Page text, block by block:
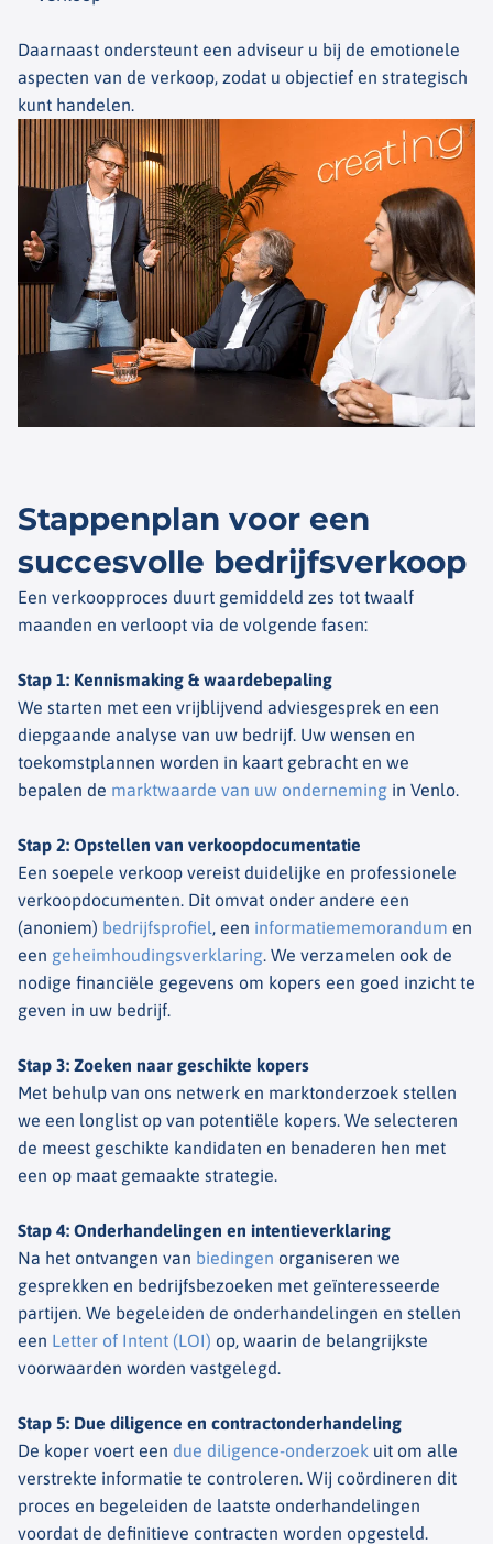
Daarnaast ondersteunt een adviseur u bij de emotionele
aspecten van de verkoop, zodat u objectief en strategisch
kunt handelen.
Stappenplan voor een
succesvolle bedrijfsverkoop
Een verkoopproces duurt gemiddeld zes tot twaalf
maanden en verloopt via de volgende fasen:
Stap 1: Kennismaking & waardebepaling
We starten met een vrijblijvend adviesgesprek en een
diepgaande analyse van uw bedrijf. Uw wensen en
toekomstplannen worden in kaart gebracht en we
bepalen de marktwaarde van uw onderneming in Venlo.
Stap 2: Opstellen van verkoopdocumentatie
Een soepele verkoop vereist duidelijke en professionele
verkoopdocumenten. Dit omvat onder andere een
(anoniem) bedrijfsprofiel, een informatiememorandum en
een geheimhoudingsverklaring. We verzamelen ook de
nodige financiële gegevens om kopers een goed inzicht te
geven in uw bedrijf.
Stap 3: Zoeken naar geschikte kopers
Met behulp van ons netwerk en marktonderzoek stellen
we een longlist op van potentiële kopers. We selecteren
de meest geschikte kandidaten en benaderen hen met
een op maat gemaakte strategie.
Stap 4: Onderhandelingen en intentieverklaring
Na het ontvangen van biedingen organiseren we
gesprekken en bedrijfsbezoeken met geïnteresseerde
partijen. We begeleiden de onderhandelingen en stellen
een Letter of Intent (LOI) op, waarin de belangrijkste
voorwaarden worden vastgelegd.
Stap 5: Due diligence en contractonderhandeling
De koper voert een due diligence-onderzoek uit om alle
verstrekte informatie te controleren. Wij coördineren dit
proces en begeleiden de laatste onderhandelingen
voordat de definitieve contracten worden opgesteld.